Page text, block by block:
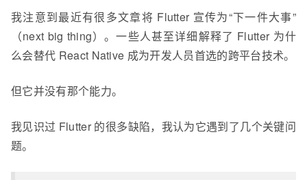
我注意到最近有很多文章将 Flutter 宣传为“下一件大事”
（next big thing）。一些人甚至详细解释了 Flutter 为什
么会替代 React Native 成为开发人员首选的跨平台技术。
但它并没有那个能力。
我见识过 Flutter 的很多缺陷，我认为它遇到了几个关键问
题。